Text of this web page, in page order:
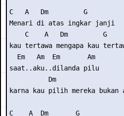
C   A   Dm         G
Menari di atas ingkar janji
    C    A   Dm         G
kau tertawa mengapa kau
  Em   Am  Em       Am
saat..aku..dilanda pilu
Dm
karna kau pilih mereka bukan
C    A  Dm       G